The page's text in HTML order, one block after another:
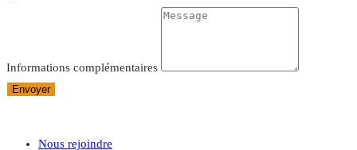
Informations complémentaires
Envoyer
Nous rejoindre